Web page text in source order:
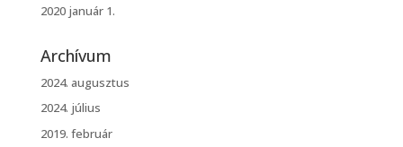
2020 január 1.
Archívum
2024. augusztus
2024. július
2019. február